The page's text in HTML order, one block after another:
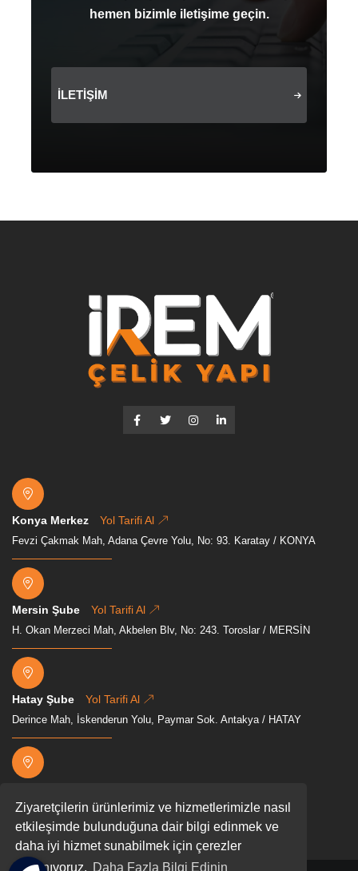
Ziyaretçilerin ürünlerimiz ve hizmetlerimizle nasıl
etkileşimde bulunduğuna dair bilgi edinmek ve
daha iyi hizmet sunabilmek için çerezler
kullanıyoruz. Daha Fazla Bilgi Edinin
hemen bizimle iletişime geçin.
İLETIŞIM
Konya Merkez Yol Tarifi Al
Fevzi Çakmak Mah, Adana Çevre Yolu, No: 93. Karatay / KONYA
Mersin Şube Yol Tarifi Al
H. Okan Merzeci Mah, Akbelen Blv, No: 243. Toroslar / MERSİN
Hatay Şube Yol Tarifi Al
Derince Mah, İskenderun Yolu, Paymar Sok. Antakya / HATAY
Mevkii, Akyar, D400, 80000 Osmaniye Merkez/Osmaniye